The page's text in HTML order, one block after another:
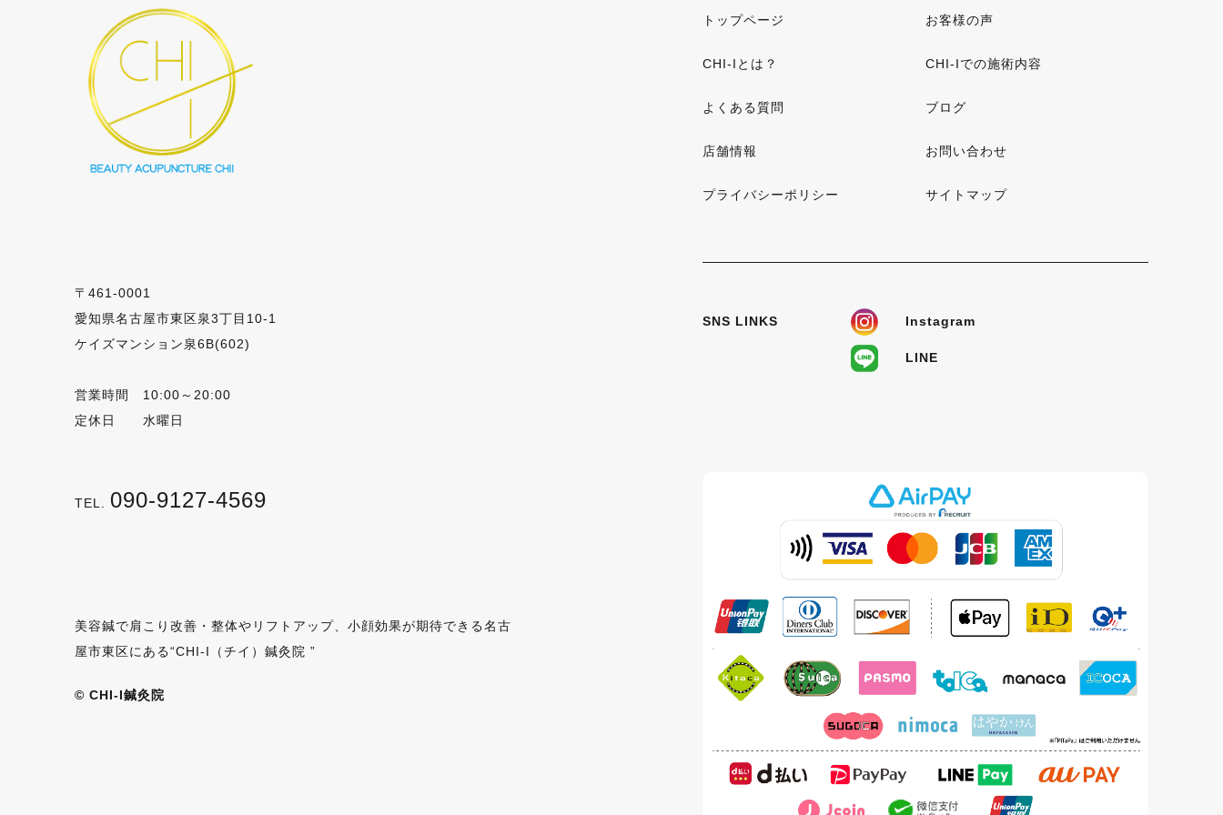
〒461-0001
愛知県名古屋市東区泉3丁目10-1
ケイズマンション泉6B(602)
営業時間 10:00～20:00
定休日 水曜日
TEL. 090-9127-4569
美容鍼で肩こり改善・整体やリフトアップ、小顔効果が期待できる名古
屋市東区にある“CHI-I（チイ）鍼灸院 ”
© CHI-I鍼灸院
トップページ お客様の声
CHI-Iとは？ CHI-Iでの施術内容
よくある質問 ブログ
店舗情報 お問い合わせ
プライバシーポリシー サイトマップ
SNS LINKS Instagram
LINE